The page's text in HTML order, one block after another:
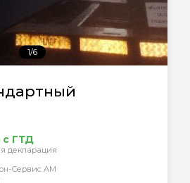
1/6
с ГТД
декларация
Сервис АМ